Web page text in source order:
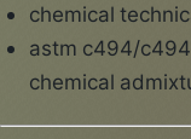
chemical
astm c494/
chemical